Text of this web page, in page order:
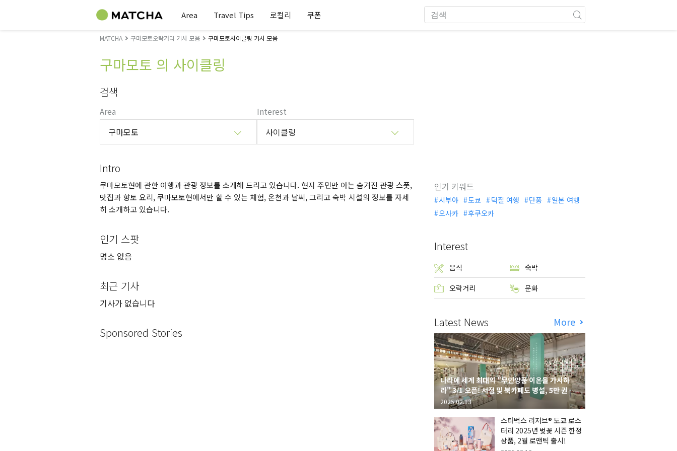
Area Travel Tips 로컬리 쿠폰
MATCHA 구마모토오락거리 기사 모음 구마모토사이클링 기사 모음
구마모토 의 사이클링
검색
Area
구마모토
Interest
사이클링
Intro
쿠마모토현에 관한 여행과 관광 정보를 소개해 드리고 있습니다. 현지 주민만 아는 숨겨진 관광 스폿,
맛집과 향토 요리, 쿠마모토현에서만 할 수 있는 체험, 온천과 날씨, 그리고 숙박 시설의 정보를 자세
히 소개하고 있습니다.
인기 스팟
명소 없음
최근 기사
기사가 없습니다
Sponsored Stories
인기 키워드
시부야 도쿄 덕질 여행 단풍
일본 여행
오사카
후쿠오카
Interest
음식 숙박
오락거리 문화
Latest News More
나라에 세계 최대의 "무인양품 이온몰 가시하
라" 3/1 오픈! 서점 및 북카페도 병설, 5만 권의
"가시하라 서점"도 출점
2025.02.13
스타벅스 리저브® 도쿄 로스
터리 2025년 벚꽃 시즌 한정
상품, 2월 로맨틱 출시!